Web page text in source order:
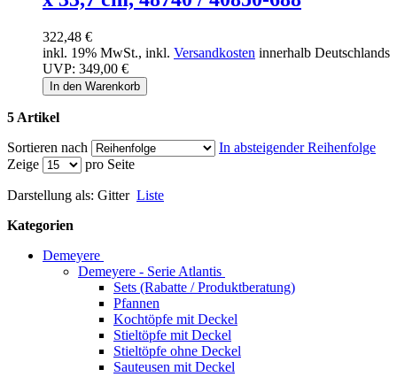
322,48 €
inkl. 19% MwSt., inkl. Versandkosten innerhalb Deutschlands
UVP: 349,00 €
In den Warenkorb
5 Artikel
Sortieren nach
In absteigender Reihenfolge
Zeige
pro Seite
Darstellung als: Gitter Liste
Kategorien
Demeyere
Demeyere - Serie Atlantis
Sets (Rabatte / Produktberatung)
Pfannen
Kochtöpfe mit Deckel
Stieltöpfe mit Deckel
Stieltöpfe ohne Deckel
Sauteusen mit Deckel